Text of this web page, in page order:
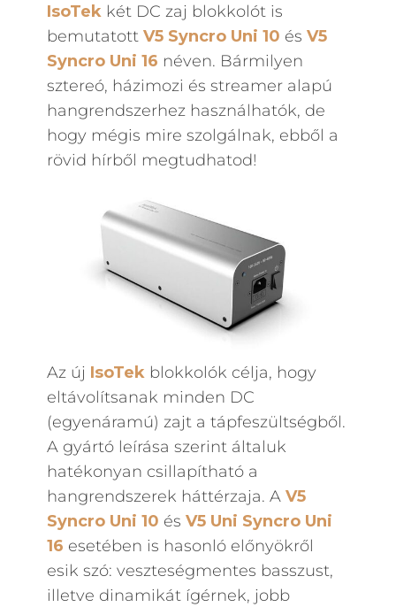
IsoTekkét DC zaj blokkolót is
bemutatott V5 Syncro Uni 10 és V5
Syncro Uni 16 néven. Bármilyen
sztereó, házimozi és streamer alapú
hangrendszerhez használhatók, de
hogy mégis mire szolgálnak, ebből a
rövid hírből megtudhatod!
Az új IsoTekblokkolók célja, hogy
eltávolítsanak minden DC
(egyenáramú) zajt a tápfeszültségből.
A gyártó leírása szerint általuk
hatékonyan csillapítható a
hangrendszerek háttérzaja. A V5
Syncro Uni 10 és V5 Uni Syncro Uni
16 esetében is hasonló előnyökről
esik szó: veszteségmentes basszust,
illetve dinamikát ígérnek, jobb